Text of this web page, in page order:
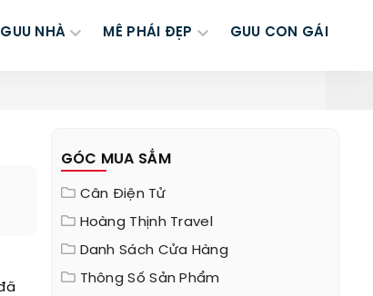
GUU NHÀ MÊ PHÁI ĐẸP GUU CON GÁI
GÓC MUA SẮM
Cân Điện Tử
Hoàng Thịnh Travel
Danh Sách Cửa Hàng
Thông Số Sản Phẩm